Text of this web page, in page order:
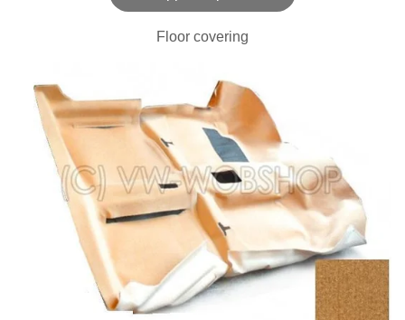
Floor covering